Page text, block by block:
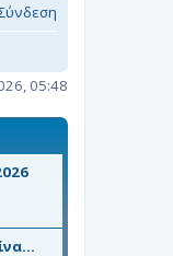
05:48